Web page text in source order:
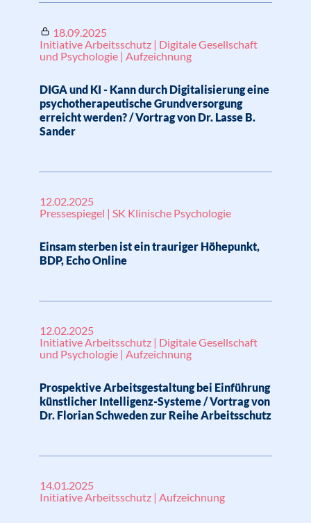
18.09.2025
Initiative Arbeitsschutz | Digitale Gesellschaft
und Psychologie | Aufzeichnung
DIGA und KI - Kann durch Digitalisierung eine
psychotherapeutische Grundversorgung
erreicht werden? / Vortrag von Dr. Lasse B.
Sander
12.02.2025
Pressespiegel | SK Klinische Psychologie
Einsam sterben ist ein trauriger Höhepunkt,
BDP, Echo Online
12.02.2025
Initiative Arbeitsschutz | Digitale Gesellschaft
und Psychologie | Aufzeichnung
Prospektive Arbeitsgestaltung bei Einführung
künstlicher Intelligenz-Systeme / Vortrag von
Dr. Florian Schweden zur Reihe Arbeitsschutz
14.01.2025
Initiative Arbeitsschutz | Aufzeichnung